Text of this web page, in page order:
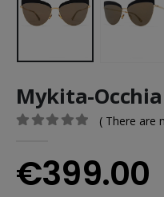
Mykita-
( There are
€399.00